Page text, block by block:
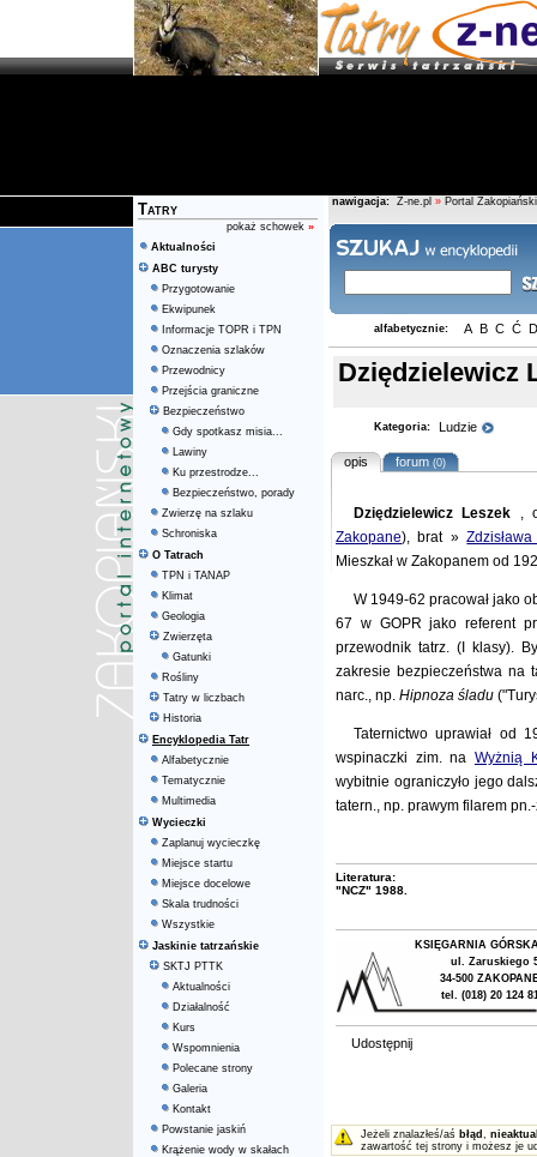
Tatry
pokaż schowek »
Aktualności
ABC turysty
Przygotowanie
Ekwipunek
Informacje TOPR i TPN
Oznaczenia szlaków
Przewodnicy
Przejścia graniczne
Bezpieczeństwo
Gdy spotkasz misia...
Lawiny
Ku przestrodze...
Bezpieczeństwo, porady
Zwierzę na szlaku
Schroniska
O Tatrach
TPN i TANAP
Klimat
Geologia
Zwierzęta
Gatunki
Rośliny
Tatry w liczbach
Historia
Encyklopedia Tatr
Alfabetycznie
Tematycznie
Multimedia
Wycieczki
Zaplanuj wycieczkę
Miejsce startu
Miejsce docelowe
Skala trudności
Wszystkie
Jaskinie tatrzańskie
SKTJ PTTK
Aktualności
Działalność
Kurs
Wspomnienia
Polecane strony
Galeria
Kontakt
Powstanie jaskiń
Krążenie wody w skałach
nawigacja: Z-ne.pl » Portal Zakopiański
alfabetycznie: A B C Ć D
Dziędzielewicz
Kategoria: Ludzie
opis forum(0)
Dziędzielewicz Leszek ,
Zakopane), brat »
Mieszkał w Zakopanem od
W 1949-62 pracował jako
67 w GOPR jako referent
przewodnik tatrz. (I klasy).
zakresie bezpieczeństwa na
narc., np. Hipnoza śladu
Taternictwo uprawiał od
wspinaczki zim. na Wyżnią
wybitnie ograniczyło jego
tatern., np. prawym filarem
Literatura:
"NCZ" 1988.
KSIĘGARNIA
ul. Zaruskiego
34-500
tel. (018) 20 124
Udostępnij
Jeżeli znalazłeś/aś błąd ,
zawartość tej strony i możesz je